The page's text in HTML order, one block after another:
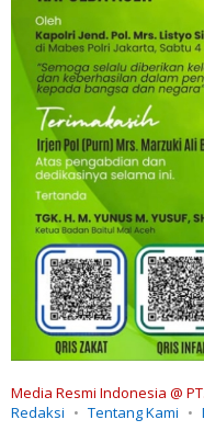
Media Resmi Indonesia @
Redaksi
Tentang Kami